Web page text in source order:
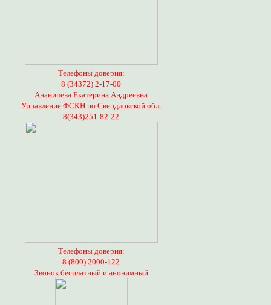
Телефоны доверия:
8 (34372) 2-17-00
Ананичева Екатерина Андреевна
Управление ФСКН по Свердловской обл.
8(343)251-82-22
Телефоны доверия:
8 (800) 2000-122
Звонок бесплатный и анонимный